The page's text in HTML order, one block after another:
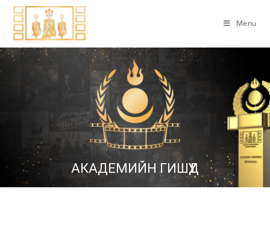
Menu
АКАДЕМИЙН ГИШҮҮД